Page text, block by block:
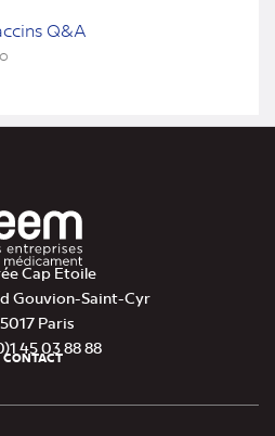
Q&A
Cap Etoile
Gouvion-Saint-Cyr
Paris
45 03 88 88
CONTACT